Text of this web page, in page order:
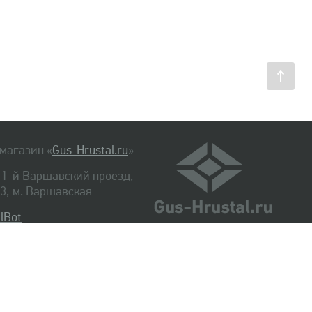
«Gus-Hrustal.ru»
й Варшавский проезд,
м. Варшавская